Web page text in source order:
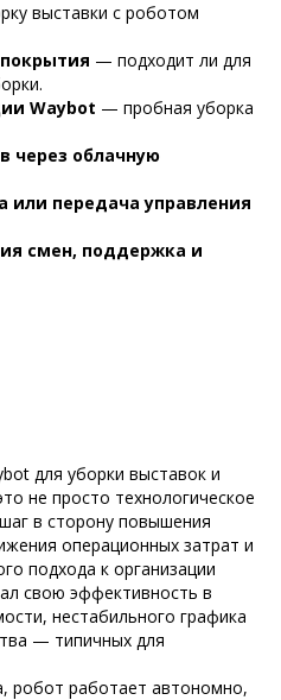
выставки с роботом
— подходит ли для
Waybot — пробная уборка
через облачную
или передача управления
смен, поддержка и
для уборки выставок и
не просто технологическое
в сторону повышения
операционных затрат и
подхода к организации
свою эффективность в
нестабильного графика
— типичных для
робот работает автономно,